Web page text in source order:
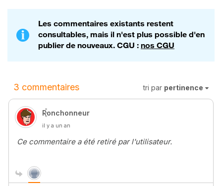
Les commentaires existants restent
consultables, mais il n'est plus possible d'en
publier de nouveaux. CGU : nos CGU